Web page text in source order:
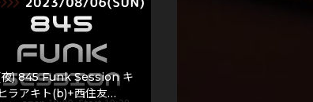
) 845 Funk Session キ
ヒラアキト(b)+西住友…